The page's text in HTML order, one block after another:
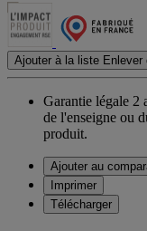
Ajouter à la liste Enlever
Garantie légale 2
de l'enseigne ou
produit.
Ajouter au
Imprimer
Télécharger